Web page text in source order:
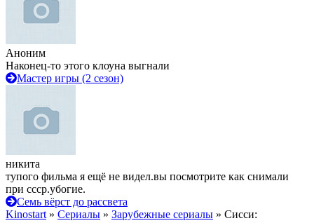
Аноним
Наконец-то этого клоуна выгнали
Мастер игры (2 сезон)
никита
тупого фильма я ещё не видел.вы посмотрите как снимали
при ссср.убогие.
Семь вёрст до рассвета
Kinostart » Сериалы » Зарубежные сериалы » Сисси: